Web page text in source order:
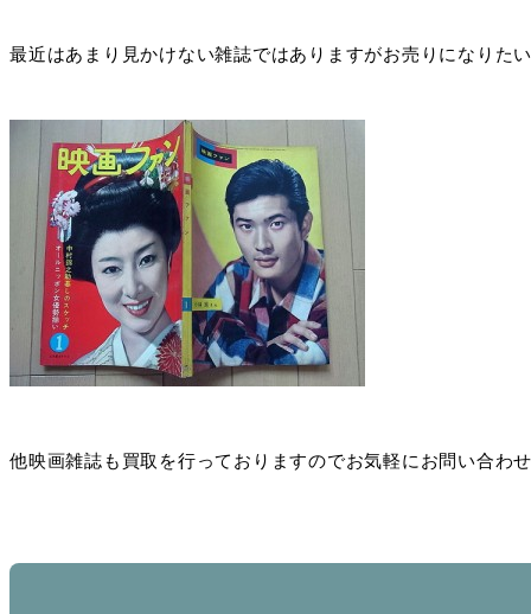
最近はあまり見かけない雑誌ではありますがお売りになりた
他映画雑誌も買取を行っておりますのでお気軽にお問い合わせ